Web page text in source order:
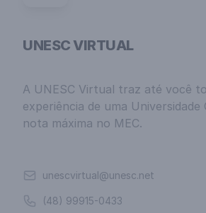
UNESC VIRTUAL
A UNESC Virtual traz até você
experiência de uma Universidade
nota máxima no MEC.
Emailunescvirtual@unesc.net
Telefone(48) 99915-0433